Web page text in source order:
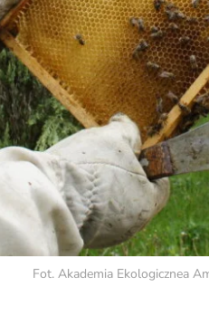
Fot. Akademia Ekologicznea